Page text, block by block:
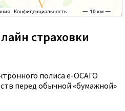
страховки
полиса е-ОСАГО
перед обычной «бумажной»